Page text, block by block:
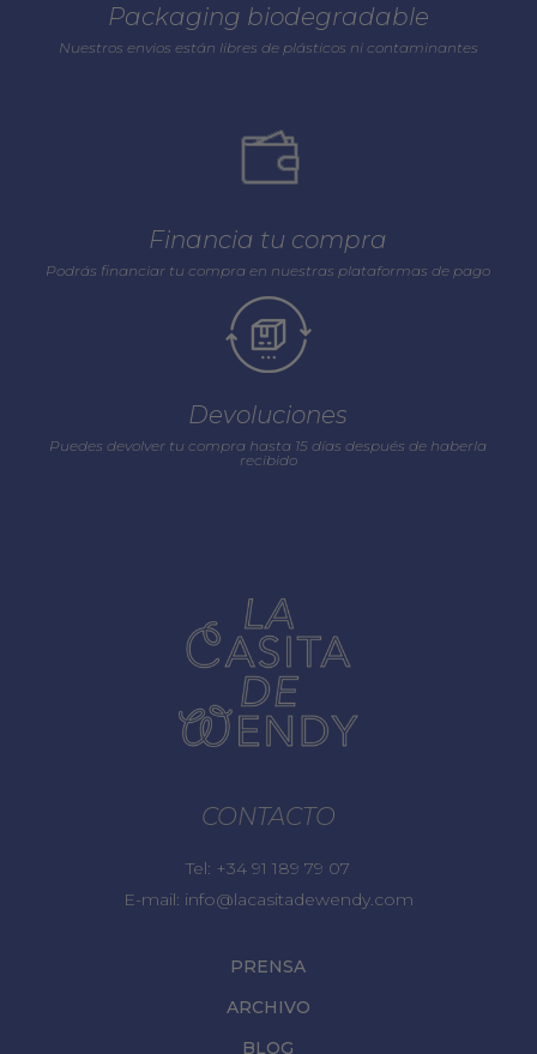
Packaging biodegradable
Nuestros envios están libres de plásticos ni contaminantes
Financia tu compra
Podrás financiar tu compra en nuestras plataformas de pago
Devoluciones
Puedes devolver tu compra hasta 15 días después de haberla
recibido
CONTACTO
Tel: +34 91 189 79 07
E-mail: info@lacasitadewendy.com
PRENSA
ARCHIVO
BLOG